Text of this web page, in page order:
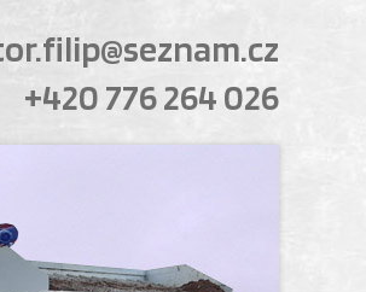
+420 776 264 026